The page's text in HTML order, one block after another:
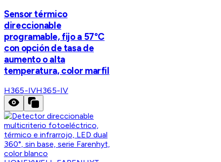
Sensor térmico
direccionable
programable, fijo a 57°C
con opción de tasa de
aumento o alta
temperatura, color marfil
H365-IVH365-IV